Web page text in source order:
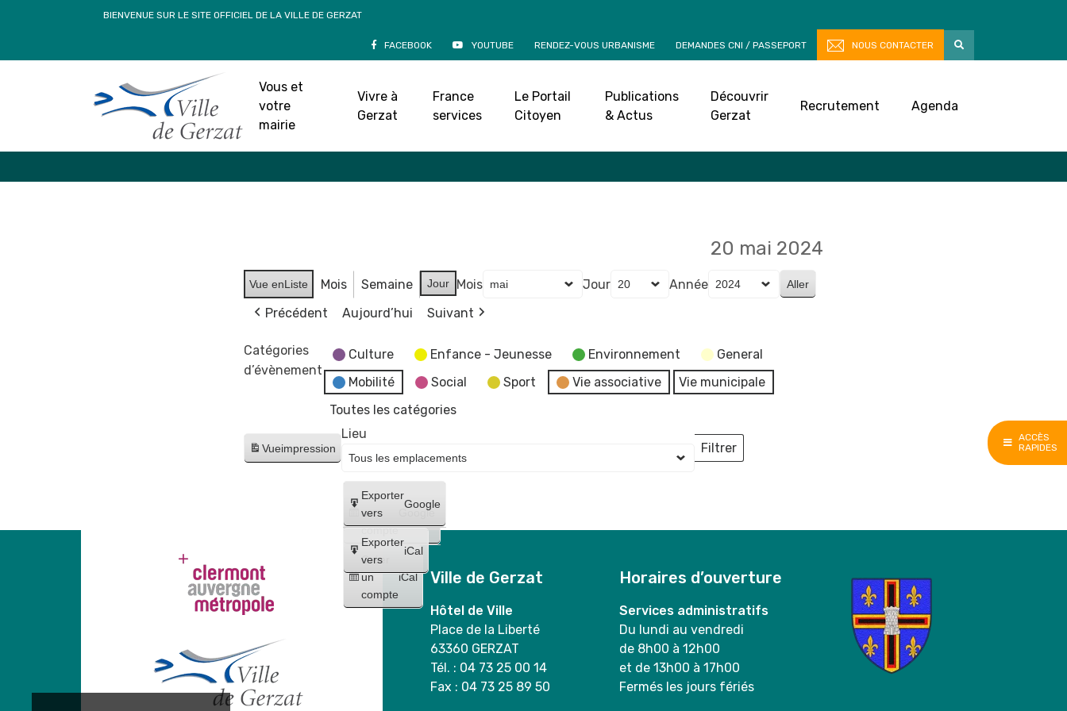
ACCÈS
RAPIDES
BIENVENUE SUR LE SITE OFFICIEL DE LA VILLE DE GERZAT
FACEBOOK YOUTUBE RENDEZ-VOUS URBANISME DEMANDES CNI / PASSEPORT NOUS CONTACTER
Vous et
votre
mairie
Vivre à
Gerzat
France
services
Le Portail
Citoyen
Publications
& Actus
Découvrir
Gerzat
Recrutement Agenda
Accueil»Agenda
20 mai 2024
Vue enListe Mois Semaine Jour Mois Jour
Année
Précédent
Aujourd’hui Suivant
Catégories
d’évènement
Culture Enfance - Jeunesse Environnement
General
Mobilité
Social Sport Vie associative
Vie municipale
Toutes les catégories
Vueimpression
Créer
un
compte
Google
Créer
un
compte
iCal
Exporter
vers
Google
Exporter
vers
iCal
Lieu
Filtrer
Lieux
Ville de Gerzat
Hôtel de Ville
Place de la Liberté
63360 GERZAT
Tél. : 04 73 25 00 14
Fax : 04 73 25 89 50
Horaires d’ouverture
Services administratifs
Du lundi au vendredi
de 8h00 à 12h00
et de 13h00 à 17h00
Fermés les jours fériés